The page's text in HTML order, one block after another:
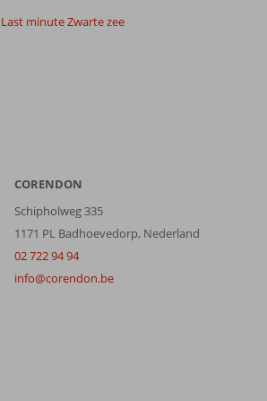
Last minute Zwarte zee
CORENDON
Schipholweg 335
1171 PL Badhoevedorp, Nederland
02 722 94 94
info@corendon.be